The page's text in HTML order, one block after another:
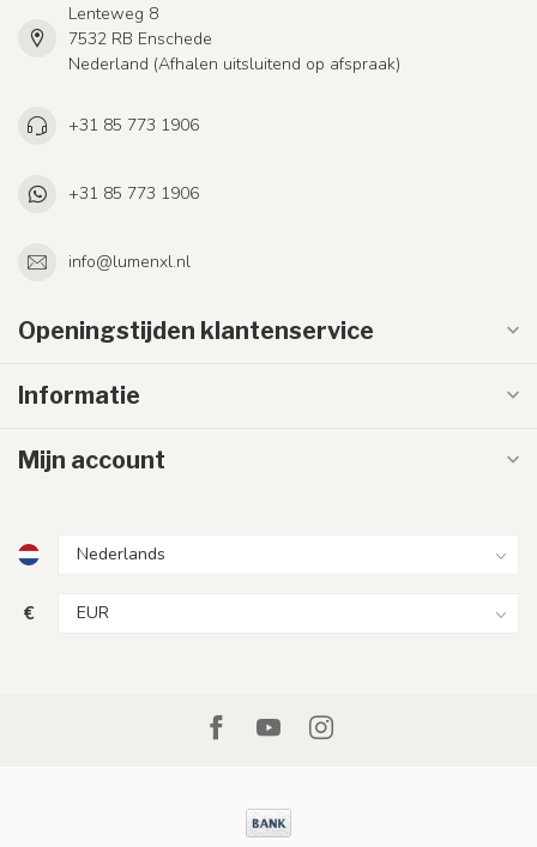
Lenteweg 8
7532 RB Enschede
Nederland (Afhalen uitsluitend op afspraak)
+31 85 773 1906
+31 85 773 1906
info@lumenxl.nl
Openingstijden klantenservice
Informatie
Mijn account
€